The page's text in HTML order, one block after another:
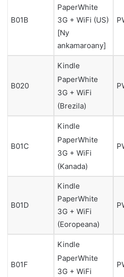
B01B
PaperWhite
3G + WiFi (US)
[Ny
ankamaroany]
B020
Kindle
PaperWhite
3G + WiFi
(Brezila)
B01C
Kindle
PaperWhite
3G + WiFi
(Kanada)
B01D
Kindle
PaperWhite
3G + WiFi
(Eoropeana)
B01F
Kindle
PaperWhite
3G + WiFi